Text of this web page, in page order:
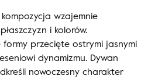
wzajemnie
i kolorów.
przecięte ostrymi jasnymi
dynamizmu. Dywan
nowoczesny charakter